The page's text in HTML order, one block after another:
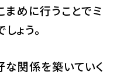
まめに行うことでミ
ょう。
な関係を築いていく